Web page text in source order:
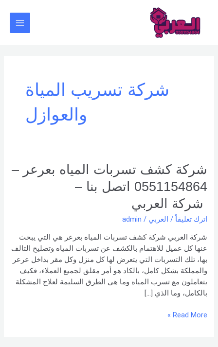
المحتوى
شركة تسريب المياة
والعوازل
شركة كشف تسربات المياه بعرعر –
0551154864 اتصل بنا –
شركة العربي
اترك تعليقاً / العربي /
admin
شركة العربي شركة كشف تسربات المياه بعرعر هي التي يبحث
عنها كل عميل للاهتمام بالكشف عن تسربات المياه وتصليح التالف
بها، تلك التسربات التي يتعرض لها كل منزل وكل مقر بداخل عرعر
والمملكة بشكل كامل، بالكاد هو أمر مقلق لجميع العملاء، فكيف
يتعاملون مع تسرب المياه وما هي الطرق السليمة لعلاج المشكلة
بالكامل، وما الذي […]
شركة
كشف
تسربات
المياه
بعرعر
–
0551154864
اتصل
بنا –
شركة العربي
Read More »